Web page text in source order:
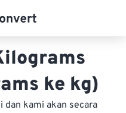
ke kg)
dan kami akan secara